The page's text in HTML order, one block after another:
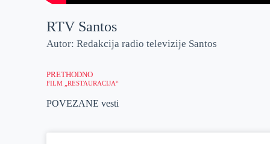
RTV Santos
Autor: Redakcija radio televizije Santos
PRETHODNO
FILM „RESTAURACIJA“
POVEZANE vesti